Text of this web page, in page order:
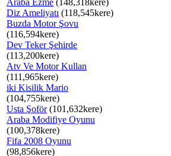
Araba Ezme (148,318kere)
Diz Ameliyatı (118,545kere)
Buzda Motor Şovu
(116,594kere)
Dev Teker Şehirde
(113,200kere)
Atv Ve Motor Kullan
(111,965kere)
iki Kisilik Mario
(104,755kere)
Usta Şoför(101,632kere)
Araba Modifiye Oyunu
(100,378kere)
Fifa 2008 Oyunu
(98,856kere)